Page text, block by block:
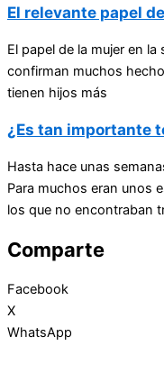
El relevante papel
El papel de la mujer en
confirman muchos
tienen hijos más
¿Es tan importante
Hasta hace unas
Para muchos eran unos
los que no encontraban
Comparte
Facebook
X
WhatsApp